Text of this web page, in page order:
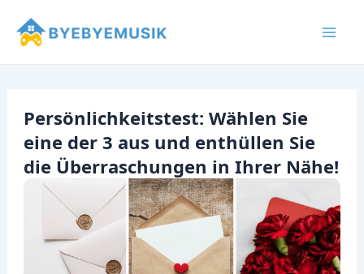
Inhalt
Persönlichkeitstest: Wählen Sie
eine der 3 aus und enthüllen Sie
die Überraschungen in Ihrer Nähe!